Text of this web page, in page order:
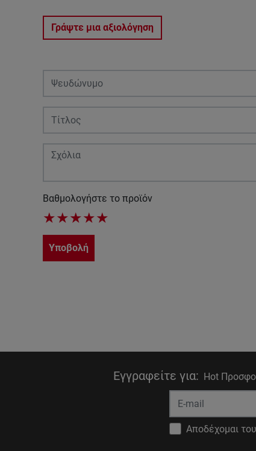
Γράψτε μια αξιολόγηση
Βαθμολογήστε το προϊόν
★★★★★
Υποβολή
Εγγραφείτε για: Hot
Αποδέχομαι